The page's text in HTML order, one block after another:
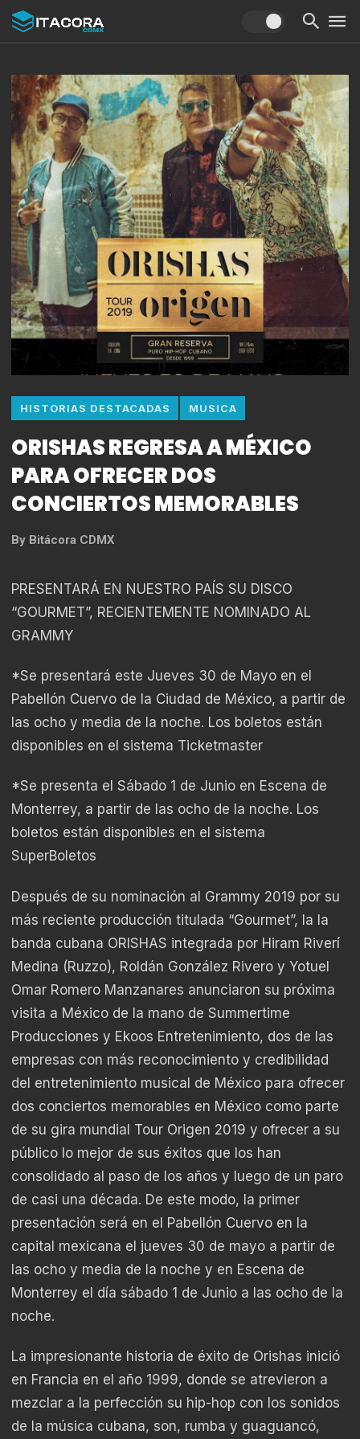
HISTORIAS DESTACADAS MUSICA
ORISHAS REGRESA A MÉXICO
PARA OFRECER DOS
CONCIERTOS MEMORABLES
By Bitácora CDMX
PRESENTARÁ EN NUESTRO PAÍS SU DISCO
“GOURMET”, RECIENTEMENTE NOMINADO AL
GRAMMY
*Se presentará este Jueves 30 de Mayo en el
Pabellón Cuervo de la Ciudad de México, a partir de
las ocho y media de la noche. Los boletos están
disponibles en el sistema Ticketmaster
*Se presenta el Sábado 1 de Junio en Escena de
Monterrey, a partir de las ocho de la noche. Los
boletos están disponibles en el sistema
SuperBoletos
Después de su nominación al Grammy 2019 por su
más reciente producción titulada “Gourmet”, la la
banda cubana ORISHAS integrada por Hiram Riverí
Medina (Ruzzo), Roldán González Rivero y Yotuel
Omar Romero Manzanares anunciaron su próxima
visita a México de la mano de Summertime
Producciones y Ekoos Entretenimiento, dos de las
empresas con más reconocimiento y credibilidad
del entretenimiento musical de México para ofrecer
dos conciertos memorables en México como parte
de su gira mundial Tour Origen 2019 y ofrecer a su
público lo mejor de sus éxitos que los han
consolidado al paso de los años y luego de un paro
de casi una década. De este modo, la primer
presentación será en el Pabellón Cuervo en la
capital mexicana el jueves 30 de mayo a partir de
las ocho y media de la noche y en Escena de
Monterrey el día sábado 1 de Junio a las ocho de la
noche.
La impresionante historia de éxito de Orishas inició
en Francia en el año 1999, donde se atrevieron a
mezclar a la perfección su hip-hop con los sonidos
de la música cubana, son, rumba y guaguancó,